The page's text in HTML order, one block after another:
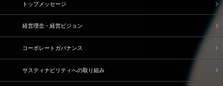
トップメッセージ
経営理念・経営ビジョン
コーポレートガバナンス
サスティナビリティへの取り組み